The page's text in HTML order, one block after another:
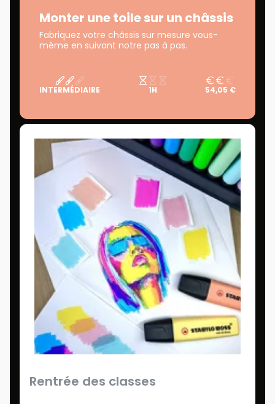
Monter une toile sur un châssis
Fabriquez votre châssis sur mesure vous-
même en suivant notre pas à pas.
INTERMÉDIAIRE 1H 54,05 €
Rentrée des classes